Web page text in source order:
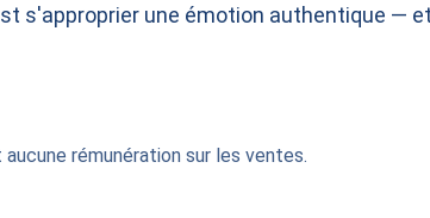
s'approprier une émotion authentique —
rémunération sur les ventes.